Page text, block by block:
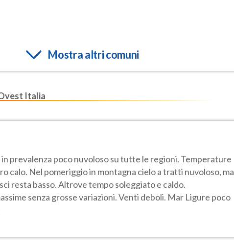
Mostra altri comuni
Italia
prevalenza poco nuvoloso su tutte le regioni. Temperature
calo. Nel pomeriggio in montagna cielo a tratti nuvoloso, ma
resta basso. Altrove tempo soleggiato e caldo.
senza grosse variazioni. Venti deboli. Mar Ligure poco